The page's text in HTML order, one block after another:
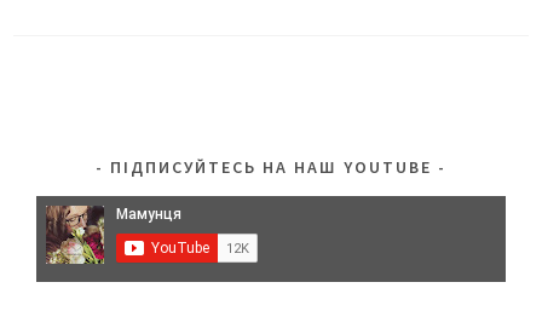
ПІДПИСУЙТЕСЬ НА НАШ YOUTUBE